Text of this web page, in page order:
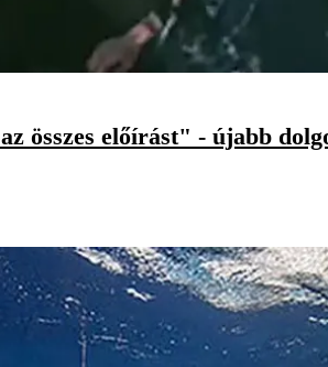
összes előírást" - újabb